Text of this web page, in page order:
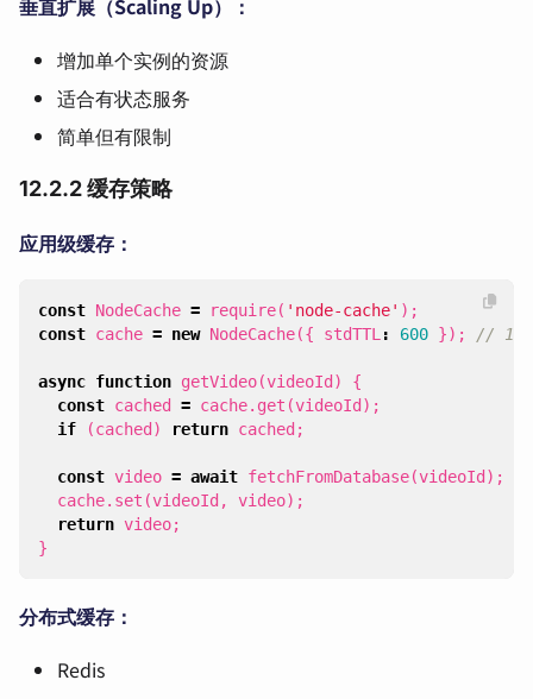
增加单个实例的资源
适合有状态服务
简单但有限制
12.2.2 缓存策略
应用级缓存：
const NodeCache = require( 'node-cache' );
const cache = new NodeCache({ stdTTL : 600 });
async function getVideo(videoId)
{
const cached = cache. get (videoId);
if
(cached) return cached;
const video = await fetchFromDatabase(videoId);
cache. set (videoId, video);
return video;
}
分布式缓存：
Redis